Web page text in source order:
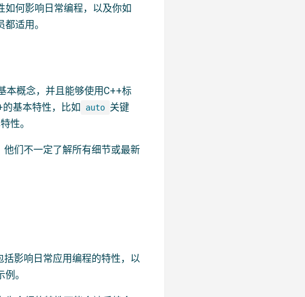
如何影响日常编程，以及你如
适用。
本概念，并且能够使用C++标
基本特性，比如
auto 关键
性。
们不一定了解所有细节或最新
影响日常应用编程的特性，以
。